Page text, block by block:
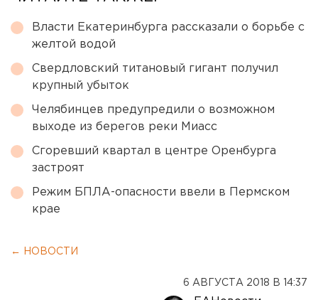
Власти Екатеринбурга рассказали о борьбе с
желтой водой
Свердловский титановый гигант получил
крупный убыток
Челябинцев предупредили о возможном
выходе из берегов реки Миасс
Сгоревший квартал в центре Оренбурга
застроят
Режим БПЛА-опасности ввели в Пермском
крае
← НОВОСТИ
6 АВГУСТА 2018 В 14:37